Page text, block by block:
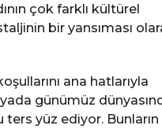
çok farklı kültürel
bir yansıması
ana hatlarıyla
günümüz
yüz ediyor. Bunların